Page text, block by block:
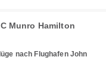
Munro Hamilton
nach Flughafen John